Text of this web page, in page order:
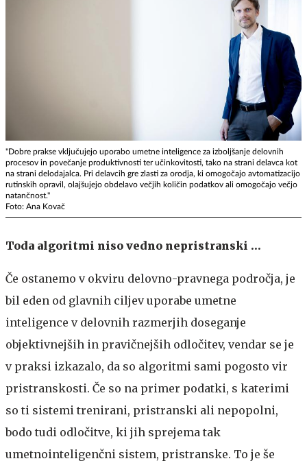
"Dobre prakse vključujejo uporabo umetne inteligence za izboljšanje delovnih
procesov in povečanje produktivnosti ter učinkovitosti, tako na strani delavca kot
na strani delodajalca. Pri delavcih gre zlasti za orodja, ki omogočajo avtomatizacijo
rutinskih opravil, olajšujejo obdelavo večjih količin podatkov ali omogočajo večjo
natančnost."
Foto: Ana Kovač
Toda algoritmi niso vedno nepristranski …
Če ostanemo v okviru delovno-pravnega področja, je
bil eden od glavnih ciljev uporabe umetne
inteligence v delovnih razmerjih doseganje
objektivnejših in pravičnejših odločitev, vendar se je
v praksi izkazalo, da so algoritmi sami pogosto vir
pristranskosti. Če so na primer podatki, s katerimi
so ti sistemi trenirani, pristranski ali nepopolni,
bodo tudi odločitve, ki jih sprejema tak
umetnointeligenčni sistem, pristranske. To je še